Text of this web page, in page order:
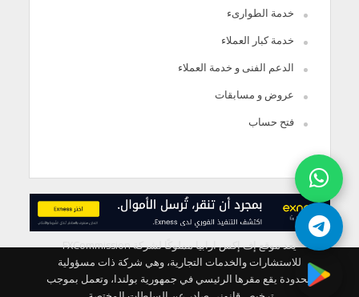
خدمة الطوارىء
خدمة كبار العملاء
الدعم الفنى و خدمة العملاء
عروض و مسابقات
فتح حساب
يعد موقع إف إكس ارابيا مملوكًا لشركة FXCommission
للاستشارات والخدمات التجارية، وهي شركة ذات مسؤولية
محدودة يقع مقرها الرئيسي في جمهورية بولندا، وتعمل بموجب